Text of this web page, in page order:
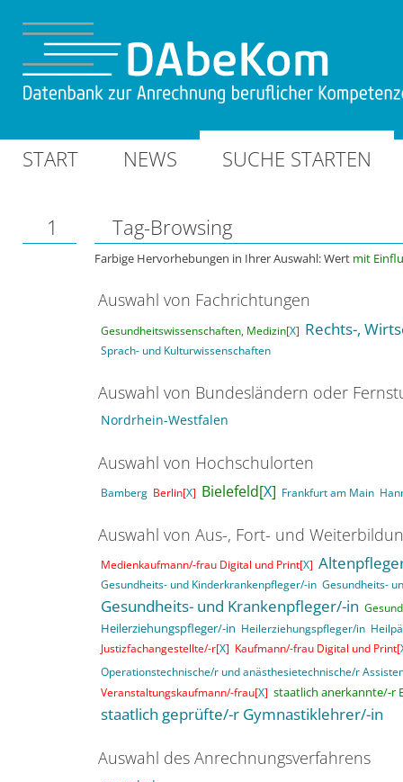
START NEWS SUCHE STARTEN
1 Tag-Browsing
Farbige Hervorhebungen in Ihrer Auswahl: Wert mit
Auswahl von Fachrichtungen
Gesundheitswissenschaften, Medizin[X] Rechts-,
Sprach- und Kulturwissenschaften
Auswahl von Bundesländern oder
Nordrhein-Westfalen
Auswahl von Hochschulorten
Bamberg Berlin[X] Bielefeld[X] Frankfurt am Main
Auswahl von Aus-, Fort- und
Medienkaufmann/-frau Digital und Print[X]
Gesundheits- und Kinderkrankenpfleger/-in Gesundheits-
Gesundheits- und Krankenpfleger/-in
Heilerziehungspfleger/-in Heilerziehungspfleger/in
Justizfachangestellte/-r[X] Kaufmann/-frau Digital und Print[
Operationstechnische/r und anästhesietechnische/r
Veranstaltungskaufmann/-frau[X] staatlich anerkannte/-r
staatlich geprüfte/-r Gymnastiklehrer/-in
Auswahl des Anrechnungsverfahrens